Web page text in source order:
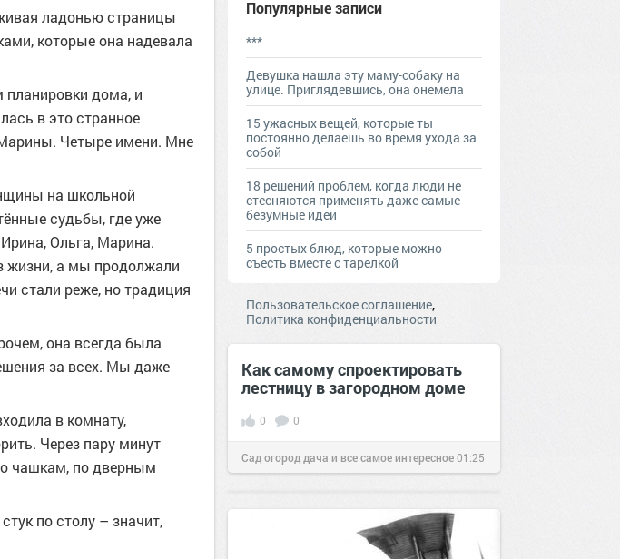
ладонью страницы
которые она надевала
планировки дома, и
в это странное
Четыре имени. Мне
на школьной
судьбы, где уже
Ольга, Марина.
жизни, а мы продолжали
стали реже, но традиция
она всегда была
за всех. Мы даже
в комнату,
Через пару минут
чашкам, по дверным
по столу – значит,
Популярные записи
***
Девушка нашла эту маму-собаку на
улице. Приглядевшись, она онемела
15 ужасных вещей, которые ты
постоянно делаешь во время ухода за
собой
18 решений проблем, когда люди не
стесняются применять даже самые
безумные идеи
5 простых блюд, которые можно
съесть вместе с тарелкой
Пользовательское соглашение,
Политика конфиденциальности
Как самому спроектировать
лестницу в загородном доме
0 0
Сад огород дача и все самое интересное01:25